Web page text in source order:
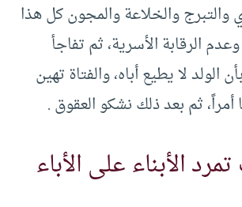
والتبرج والخلاعة والمجون كل هذا
الرقابة الأسرية، ثم تفاجأ
الولد لا يطيع أباه، والفتاة تهين
أمراً، ثم بعد ذلك نشكو العقوق .
الأبناء على الأباء